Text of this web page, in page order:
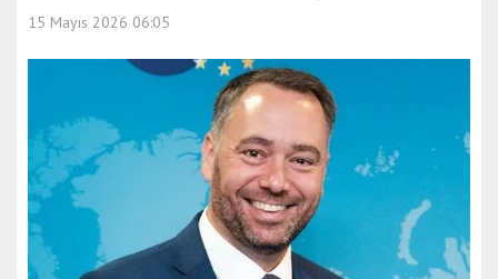
15 Mayıs 2026 06:05